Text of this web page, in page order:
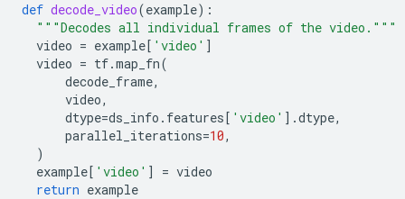
def decode_video(example):
"""Decodes all individual frames of the video."""
video = example[ 'video' ]
video = tf.map_fn(
decode_frame,
video,
dtype=ds_info . features[ 'video' ] .dtype,
parallel_iterations=10,
)
example[ 'video' ] = video
return example